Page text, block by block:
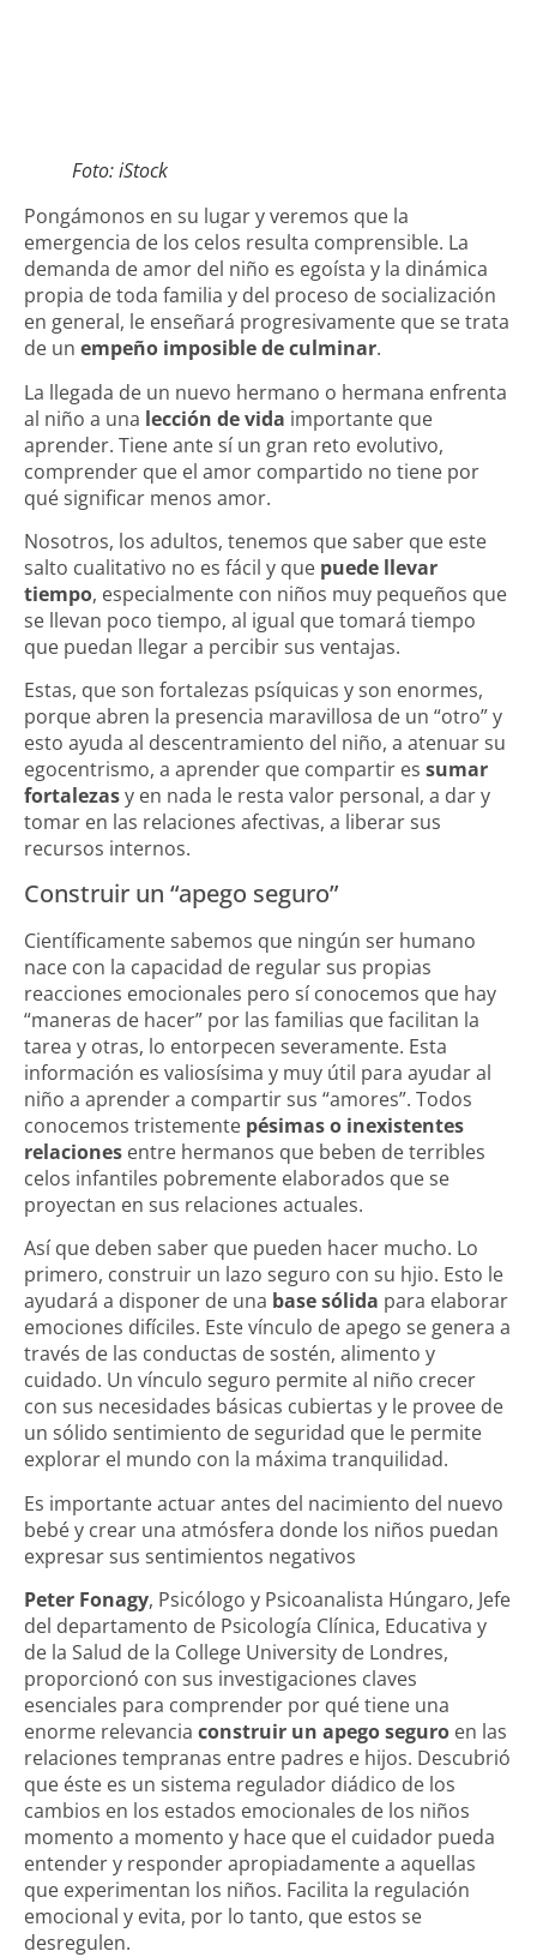
Foto: iStock
Pongámonos en su lugar y veremos que la
emergencia de los celos resulta comprensible. La
demanda de amor del niño es egoísta y la dinámica
propia de toda familia y del proceso de socialización
en general, le enseñará progresivamente que se trata
de un empeño imposible de culminar.
La llegada de un nuevo hermano o hermana enfrenta
al niño a una lección de vida importante que
aprender. Tiene ante sí un gran reto evolutivo,
comprender que el amor compartido no tiene por
qué significar menos amor.
Nosotros, los adultos, tenemos que saber que este
salto cualitativo no es fácil y que puede llevar
tiempo, especialmente con niños muy pequeños que
se llevan poco tiempo, al igual que tomará tiempo
que puedan llegar a percibir sus ventajas.
Estas, que son fortalezas psíquicas y son enormes,
porque abren la presencia maravillosa de un “otro” y
esto ayuda al descentramiento del niño, a atenuar su
egocentrismo, a aprender que compartir es sumar
fortalezasy en nada le resta valor personal, a dar y
tomar en las relaciones afectivas, a liberar sus
recursos internos.
Construir un “apego seguro”
Científicamente sabemos que ningún ser humano
nace con la capacidad de regular sus propias
reacciones emocionales pero sí conocemos que hay
“maneras de hacer” por las familias que facilitan la
tarea y otras, lo entorpecen severamente. Esta
información es valiosísima y muy útil para ayudar al
niño a aprender a compartir sus “amores”. Todos
conocemos tristemente pésimas o inexistentes
relaciones entre hermanos que beben de terribles
celos infantiles pobremente elaborados que se
proyectan en sus relaciones actuales.
Así que deben saber que pueden hacer mucho. Lo
primero, construir un lazo seguro con su hjio. Esto le
ayudará a disponer de una base sólida para elaborar
emociones difíciles. Este vínculo de apego se genera a
través de las conductas de sostén, alimento y
cuidado. Un vínculo seguro permite al niño crecer
con sus necesidades básicas cubiertas y le provee de
un sólido sentimiento de seguridad que le permite
explorar el mundo con la máxima tranquilidad.
Es importante actuar antes del nacimiento del nuevo
bebé y crear una atmósfera donde los niños puedan
expresar sus sentimientos negativos
Peter Fonagy, Psicólogo y Psicoanalista Húngaro, Jefe
del departamento de Psicología Clínica, Educativa y
de la Salud de la College University de Londres,
proporcionó con sus investigaciones claves
esenciales para comprender por qué tiene una
enorme relevancia construir un apego seguro en las
relaciones tempranas entre padres e hijos. Descubrió
que éste es un sistema regulador diádico de los
cambios en los estados emocionales de los niños
momento a momento y hace que el cuidador pueda
entender y responder apropiadamente a aquellas
que experimentan los niños. Facilita la regulación
emocional y evita, por lo tanto, que estos se
desregulen.